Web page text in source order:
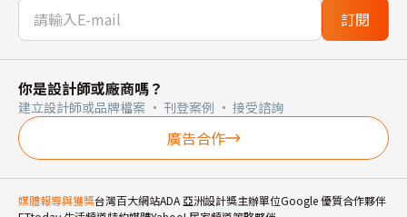
訂閱
你是設計師或廠商嗎？
建立設計師或品牌檔案 · 刊登案例 · 接受諮詢
廣告合作
媒體報導與獲獎台灣百大網站ADA 亞洲設計獎主辦單位Google 優質合作夥伴